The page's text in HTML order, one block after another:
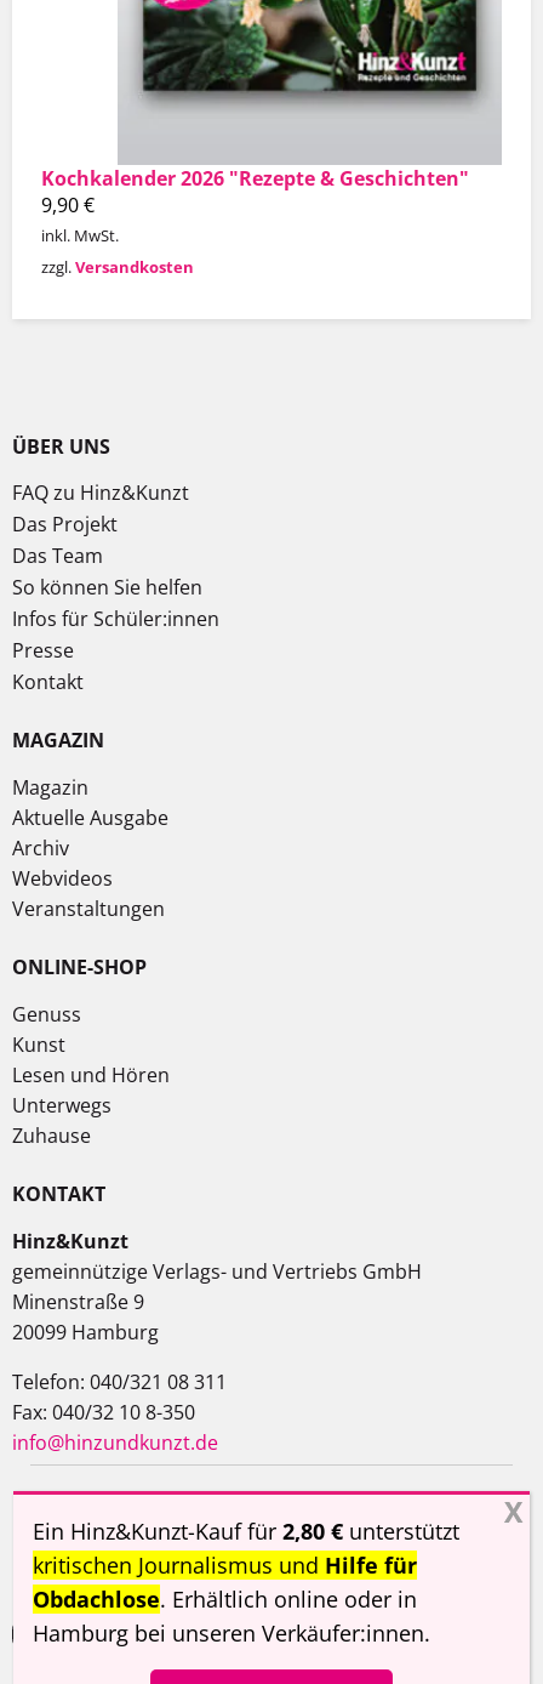
Kochkalender 2026 "Rezepte & Geschichten"
9,90€
inkl. MwSt.
zzgl.Versandkosten
ÜBER UNS
FAQ zu Hinz&Kunzt
Das Projekt
Das Team
So können Sie helfen
Infos für Schüler:innen
Presse
Kontakt
MAGAZIN
Magazin
Aktuelle Ausgabe
Archiv
Webvideos
Veranstaltungen
ONLINE-SHOP
Genuss
Kunst
Lesen und Hören
Unterwegs
Zuhause
KONTAKT
Hinz&Kunzt
gemeinnützige Verlags- und Vertriebs GmbH
Minenstraße 9
20099 Hamburg
Telefon: 040/321 08 311
Fax: 040/32 10 8-350
info@hinzundkunzt.de
Impressum AGB
Datenschutzerklärung
Haftungsausschluss
Ein Hinz&Kunzt-Kauf für2,80 € unterstützt
kritischen Journalismus und Hilfe für
Obdachlose. Erhältlich online oder in
Hamburg bei unseren Verkäufer:innen.